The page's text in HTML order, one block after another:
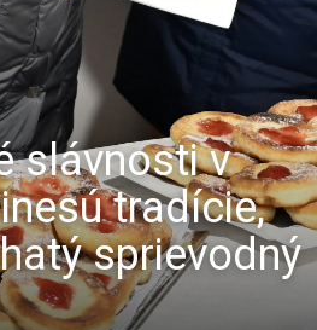
slávnosti v
tradície,
sprievodný